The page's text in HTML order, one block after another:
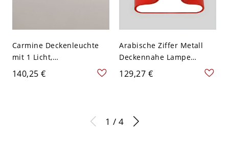
Carmine Deckenleuchte
mit 1 Licht,
Aufputzmontage,
Legierungsmaterial,
140,25 €
Arabische Ziffer Metall
Deckennahe Lampe
Kinderstil LED
Deckenleuchte - Rot 110V-
129,27 €
1 / 4